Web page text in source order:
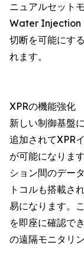
ニュアルセット
Water Injection
切断を可能にす
れます。
XPRの機能強化
新しい制御基盤
追加されてXPR
が可能になりま
ション間のデー
トコルも搭載さ
易になります。
を即座に確認で
の遠隔モニタリ